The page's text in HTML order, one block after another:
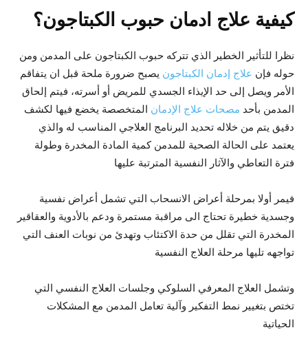
كيفية علاج ادمان حبوب الكبتاجون؟
نظرا للتأثير الخطير الذي تتركه حبوب الكبتاجون على المدمن ومن
حوله فإن علاج إدمان الكبتاجون يصبح ضرورة ملحة قبل ان يتفاقم
الأمر ويصل إلى حد الإيذاء الجسدي للمريض أو أسرته، فيتم إلحاق
المدمن بأحد مصحات علاج الإدمان المتخصصة يخضع فيها لكشف
دقيق يتم من خلاله تحديد البرنامج العلاجي المناسب له والذي
يعتمد على الحالة الصحية للمدمن كمية المادة المخدرة وطولة
فترة التعاطي والآثار النفسية المترتبة عليها
فيمر أولا بمرحلة أعراض الانسحاب التي تشمل أعراض نفسية
وجسدية خطيرة تحتاج الى مراقبة مستمرة ودعم بالأدوية والعقاقير
المخدرة التي تقلل من حدة الاكتئاب وتهدئ من نوبات العنف التي
تواجهه تليها مرحلة العلاج النفسية
وتشمل العلاج المعرفي السلوكي وجلسات العلاج النفسي التي
تختص بتغيير نمط التفكير وآلية تعامل المدمن مع المشكلات
الحياتية